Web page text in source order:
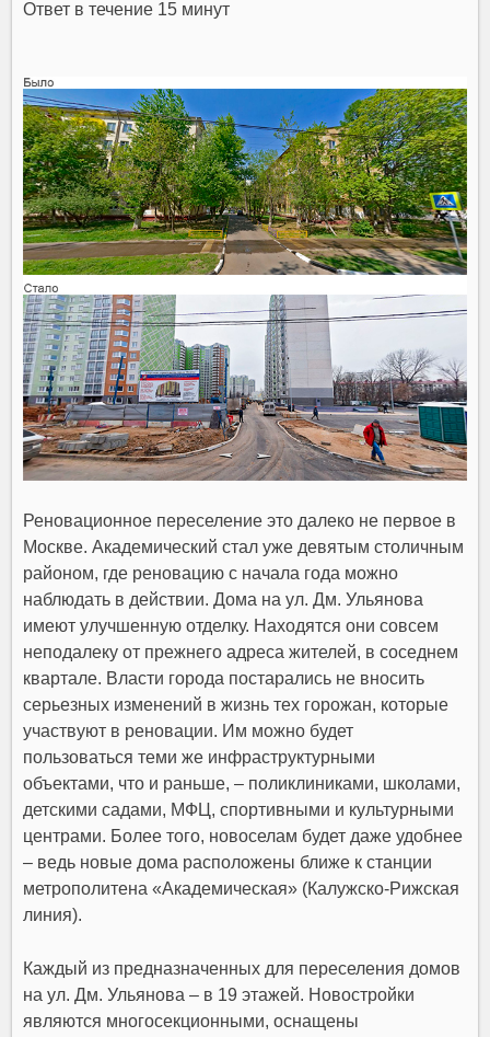
Ответ в течение 15 минут
Реновационное переселение это далеко не первое в
Москве. Академический стал уже девятым столичным
районом, где реновацию с начала года можно
наблюдать в действии. Дома на ул. Дм. Ульянова
имеют улучшенную отделку. Находятся они совсем
неподалеку от прежнего адреса жителей, в соседнем
квартале. Власти города постарались не вносить
серьезных изменений в жизнь тех горожан, которые
участвуют в реновации. Им можно будет
пользоваться теми же инфраструктурными
объектами, что и раньше, – поликлиниками, школами,
детскими садами, МФЦ, спортивными и культурными
центрами. Более того, новоселам будет даже удобнее
– ведь новые дома расположены ближе к станции
метрополитена «Академическая» (Калужско-Рижская
линия).
Каждый из предназначенных для переселения домов
на ул. Дм. Ульянова – в 19 этажей. Новостройки
являются многосекционными, оснащены